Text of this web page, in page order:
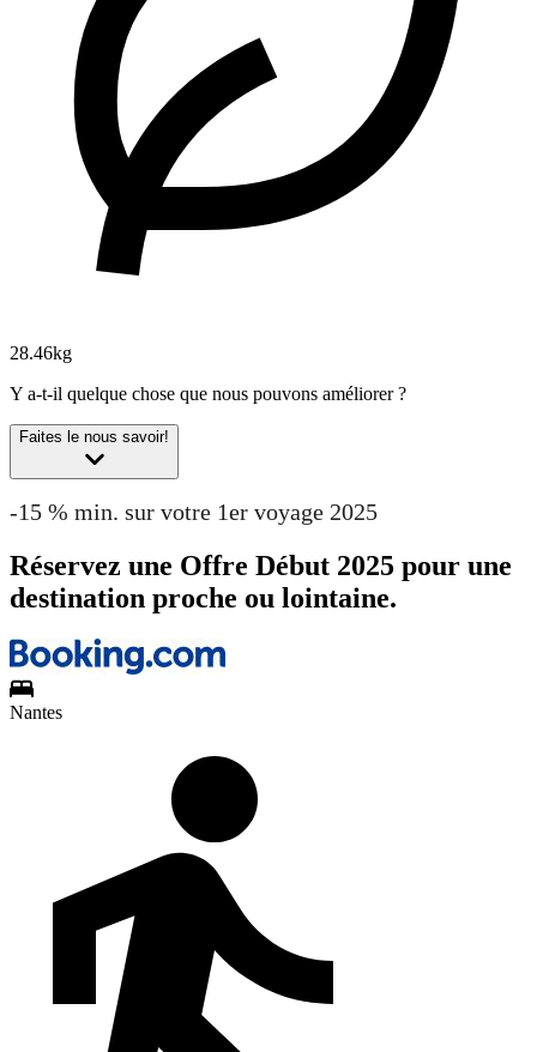
28.46kg
Y a-t-il quelque chose que nous pouvons améliorer ?
Faites le nous savoir!
-15 % min. sur votre 1er voyage 2025
Réservez une Offre Début 2025 pour une
destination proche ou lointaine.
Nantes